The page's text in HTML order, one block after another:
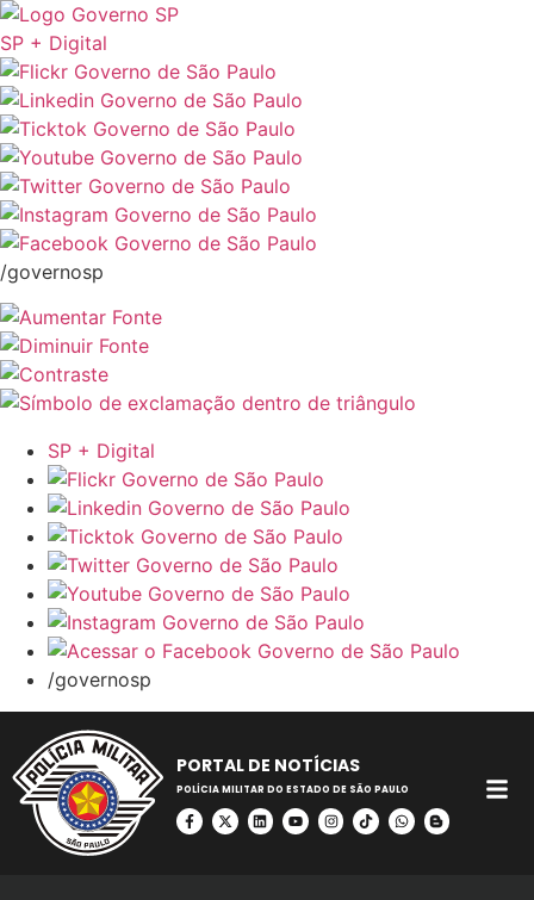
SP + Digital
/governosp
SP + Digital
/governosp
PORTAL DE NOTÍCIAS
POLÍCIA MILITAR DO ESTADO DE SÃO PAULO